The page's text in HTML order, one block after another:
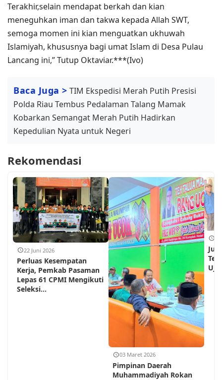
Terakhir,selain mendapat berkah dan kian
meneguhkan iman dan takwa kepada Allah SWT,
semoga momen ini kian menguatkan ukhuwah
Islamiyah, khususnya bagi umat Islam di Desa Pulau
Lancang ini,” Tutup Oktaviar.***(Ivo)
Baca Juga > TIM Ekspedisi Merah Putih Presisi
Polda Riau Tembus Pedalaman Talang Mamak
Kobarkan Semangat Merah Putih Hadirkan
Kepedulian Nyata untuk Negeri
Rekomendasi
22 Juni 2026
Perluas Kesempatan
Kerja, Pemkab Pasaman
Lepas 61 CPMI Mengikuti
Seleksi...
03 Maret 2026
Pimpinan Daerah
Muhammadiyah Rokan